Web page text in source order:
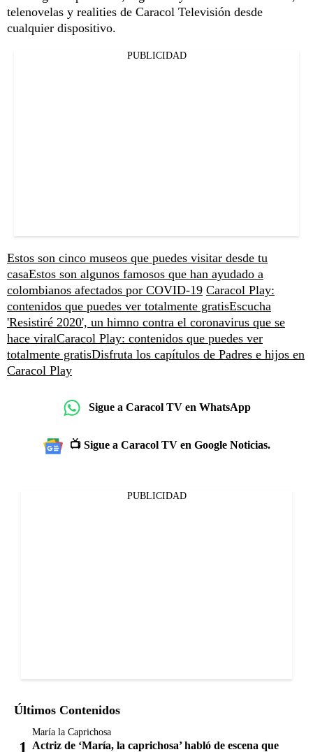
telenovelas y realities de Caracol Televisión desde
cualquier dispositivo.
PUBLICIDAD
Estos son cinco museos que puedes visitar desde tu
casaEstos son algunos famosos que han ayudado a
colombianos afectados por COVID-19 Caracol Play:
contenidos que puedes ver totalmente gratisEscucha
'Resistiré 2020', un himno contra el coronavirus que se
hace viralCaracol Play: contenidos que puedes ver
totalmente gratisDisfruta los capítulos de Padres e hijos en
Caracol Play
Sigue a Caracol TV en WhatsApp
📺 Sigue a Caracol TV en Google Noticias.
PUBLICIDAD
Últimos Contenidos
María la Caprichosa
Actriz de ‘María, la caprichosa’ habló de escena que